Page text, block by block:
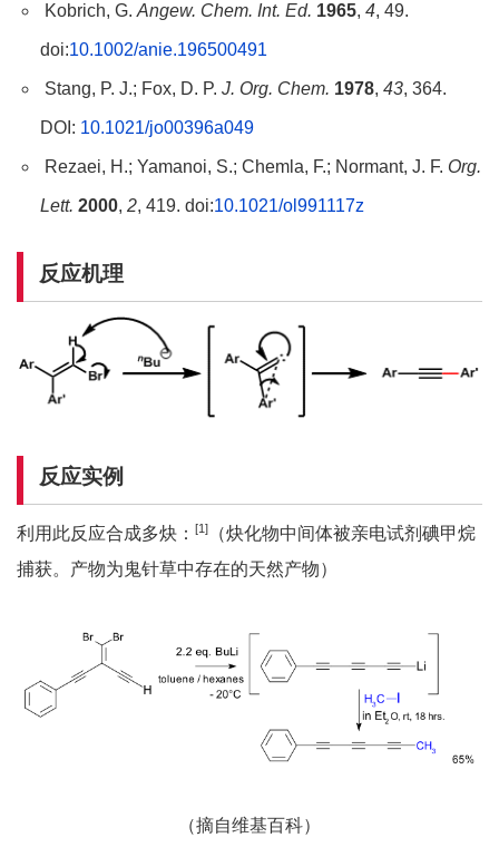
Kobrich, G. Angew. Chem. Int. Ed. 1965, 4, 49.
doi:10.1002/anie.196500491
Stang, P. J.; Fox, D. P. J. Org. Chem. 1978, 43, 364.
DOI: 10.1021/jo00396a049
Rezaei, H.; Yamanoi, S.; Chemla, F.; Normant, J. F. Org.
Lett. 2000, 2, 419. doi:10.1021/ol991117z
反应机理
反应实例
利用此反应合成多炔： [1]
（炔化物中间体被亲电试剂碘甲烷
捕获。产物为鬼针草中存在的天然产物）
（摘自维基百科）